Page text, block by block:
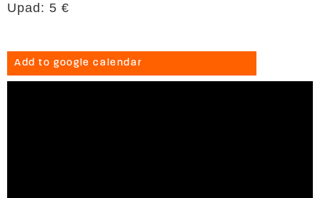
Upad: 5 €
Add to google calendar